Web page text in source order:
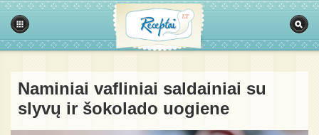
Naminiai vafliniai saldainiai su
slyvų ir šokolado uogiene